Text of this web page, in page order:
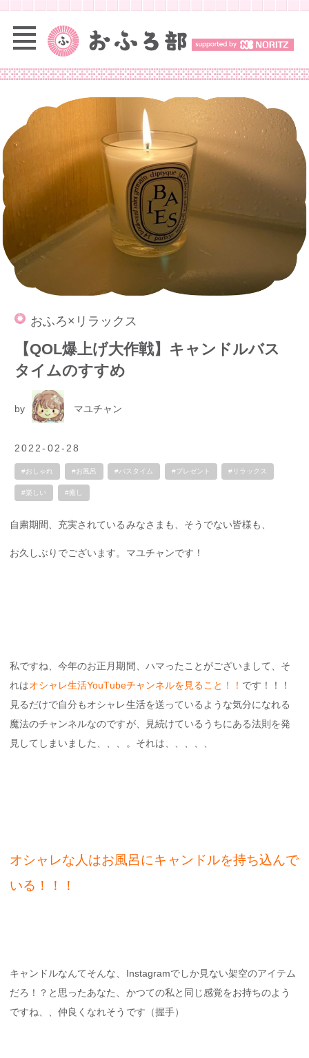
おふろ×リラックス
【QOL爆上げ大作戦】キャンドルバス
タイムのすすめ
by マユチャン
2022-02-28
#おしゃれ #お風呂 #バスタイム #プレゼント #リラックス
#楽しい #癒し
自粛期間、充実されているみなさまも、そうでない皆様も、
お久しぶりでございます。マユチャンです！
私ですね、今年のお正月期間、ハマったことがございまして、そ
れはオシャレ生活YouTubeチャンネルを見ること！！ です！！！
見るだけで自分もオシャレ生活を送っているような気分になれる
魔法のチャンネルなのですが、見続けているうちにある法則を発
見してしまいました、、、。それは、、、、、
オシャレな人はお風呂にキャンドルを持ち込んで
いる！！！
キャンドルなんてそんな、Instagramでしか見ない架空のアイテム
だろ！？と思ったあなた、かつての私と同じ感覚をお持ちのよう
ですね、、仲良くなれそうです（握手）